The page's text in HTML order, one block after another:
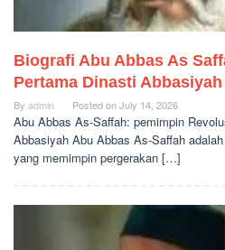
Biografi Abu Abbas As
Pertama Dinasti Abbasiyah
By admin Posted onJuly 14, 2026
Abu Abbas As-Saffah: pemimpin
Abbasiyah Abu Abbas As-Saffah
yang memimpin pergerakan […]